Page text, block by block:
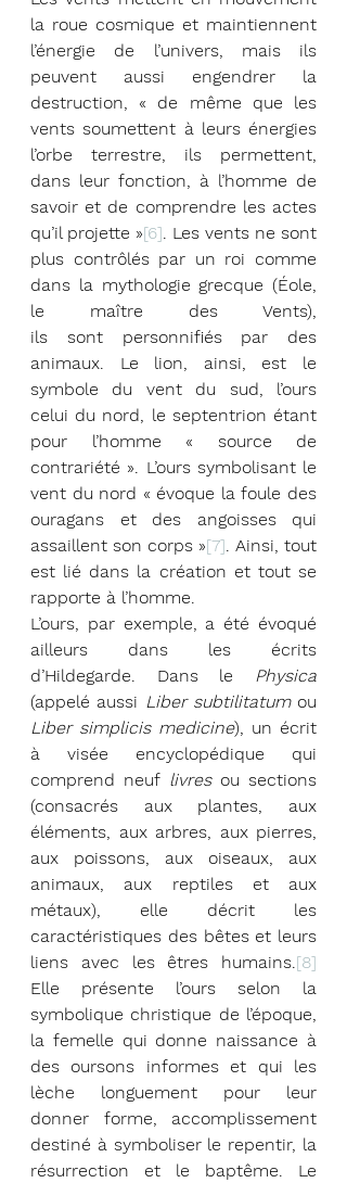
la roue cosmique et maintiennent
l’énergie de l’univers, mais ils
peuvent aussi engendrer la
destruction, « de même que les
vents soumettent à leurs énergies
l’orbe terrestre, ils permettent,
dans leur fonction, à l’homme de
savoir et de comprendre les actes
qu’il projette »[6]. Les vents ne sont
plus contrôlés par un roi comme
dans la mythologie grecque (Éole,
le maître des Vents),
ils sont personnifiés par des
animaux. Le lion, ainsi, est le
symbole du vent du sud, l’ours
celui du nord, le septentrion étant
pour l’homme « source de
contrariété ». L’ours symbolisant le
vent du nord « évoque la foule des
ouragans et des angoisses qui
assaillent son corps »[7]. Ainsi, tout
est lié dans la création et tout se
rapporte à l’homme.
L’ours, par exemple, a été évoqué
ailleurs dans les écrits
d’Hildegarde. Dans le
(appelé aussi Liber subtilitatum
Liber simplicis medicine), un écrit
à visée encyclopédique qui
comprend neuf livres ou sections
(consacrés aux plantes, aux
éléments, aux arbres, aux pierres,
aux poissons, aux oiseaux, aux
animaux, aux reptiles et aux
métaux), elle décrit les
caractéristiques des bêtes et leurs
liens avec les êtres humains.[8]
Elle présente l’ours selon la
symbolique christique de l’époque,
la femelle qui donne naissance à
des oursons informes et qui les
lèche longuement pour leur
donner forme, accomplissement
destiné à symboliser le repentir, la
résurrection et le baptême. Le